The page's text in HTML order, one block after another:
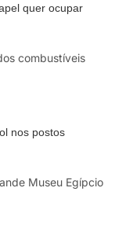
quer ocupar
nos postos